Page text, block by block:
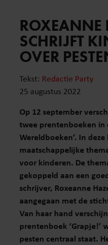
ROXEANNE
SCHRIJFT
OVER
Tekst: Redactie Party
25 augustus 2022
Op 12 september
twee prentenboeken in
Wereldboeken’. In
maatschappelijke
voor kinderen. De
gekoppeld aan een
schrijver, Roxeanne
aangegaan met de
Van haar hand
prentenboek ‘Grapje!’
pesten centraal staat.